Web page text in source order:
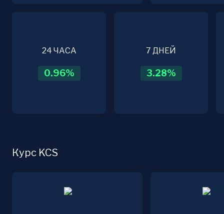
24 ЧАСА
0.96%
7 ДНЕЙ
3.28%
Курс KCS